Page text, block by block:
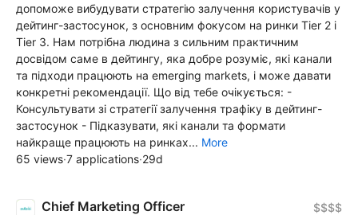
допоможе вибудувати стратегію залучення користувачів у
дейтинг-застосунок, з основним фокусом на ринки Tier 2 і
Tier 3. Нам потрібна людина з сильним практичним
досвідом саме в дейтингу, яка добре розуміє, які канали
та підходи працюють на emerging markets, і може давати
конкретні рекомендації. Що від тебе очікується: -
Консультувати зі стратегії залучення трафіку в дейтинг-
застосунок - Підказувати, які канали та формати
найкраще працюють на ринках... More
65 views·7 applications·29d
Chief Marketing Officer $$$$